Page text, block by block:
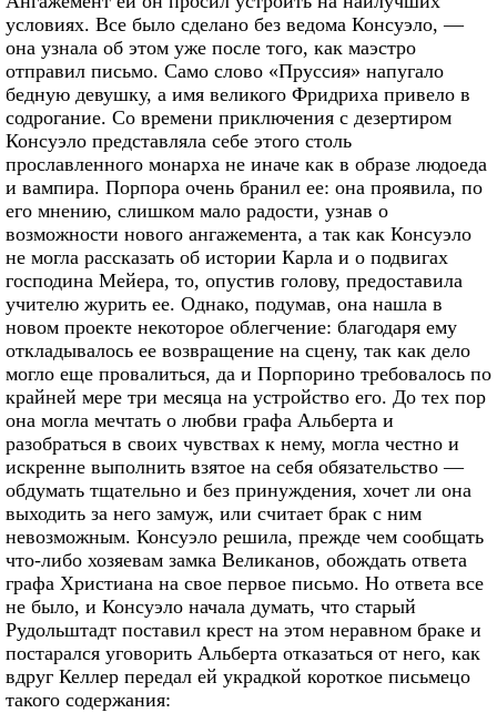
условиях. Все было сделано без ведома Консуэло, —
она узнала об этом уже после того, как маэстро
отправил письмо. Само слово «Пруссия» напугало
бедную девушку, а имя великого Фридриха привело в
содрогание. Со времени приключения с дезертиром
Консуэло представляла себе этого столь
прославленного монарха не иначе как в образе людоеда
и вампира. Порпора очень бранил ее: она проявила, по
его мнению, слишком мало радости, узнав о
возможности нового ангажемента, а так как Консуэло
не могла рассказать об истории Карла и о подвигах
господина Мейера, то, опустив голову, предоставила
учителю журить ее. Однако, подумав, она нашла в
новом проекте некоторое облегчение: благодаря ему
откладывалось ее возвращение на сцену, так как дело
могло еще провалиться, да и Порпорино требовалось по
крайней мере три месяца на устройство его. До тех пор
она могла мечтать о любви графа Альберта и
разобраться в своих чувствах к нему, могла честно и
искренне выполнить взятое на себя обязательство —
обдумать тщательно и без принуждения, хочет ли она
выходить за него замуж, или считает брак с ним
невозможным. Консуэло решила, прежде чем сообщать
что-либо хозяевам замка Великанов, обождать ответа
графа Христиана на свое первое письмо. Но ответа все
не было, и Консуэло начала думать, что старый
Рудольштадт поставил крест на этом неравном браке и
постарался уговорить Альберта отказаться от него, как
вдруг Келлер передал ей украдкой короткое письмецо
такого содержания: